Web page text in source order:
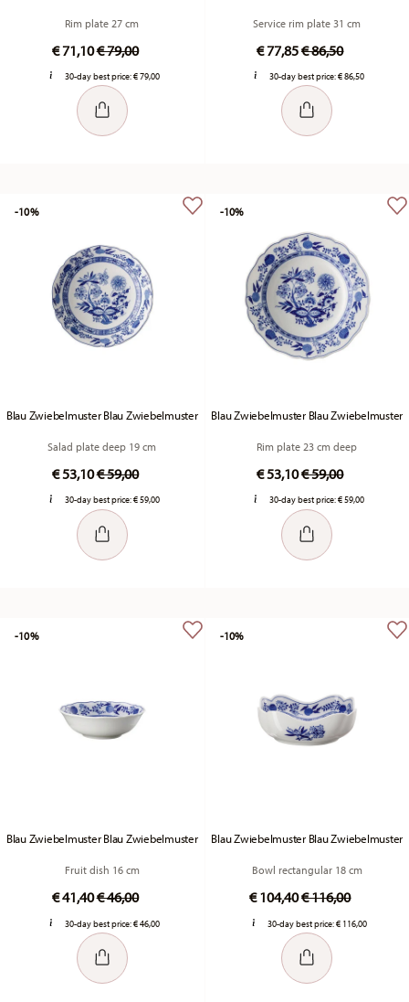
Rim plate 27 cm
€ 71,10Price reduced from
€ 79,00to
30-day best price:€ 79,00
Service rim plate 31 cm
€ 77,85Price reduced
€ 86,50to
30-day best price:€ 86,50
Blau Zwiebelmuster Blau Zwiebelmuster
Salad plate deep 19 cm
€ 53,10Price reduced from
€ 59,00to
30-day best price:€ 59,00
-10%
Blau Zwiebelmuster Blau Zwiebelmuster
Rim plate 23 cm deep
€ 53,10Price reduced
€ 59,00to
30-day best price:€ 59,00
-10%
Blau Zwiebelmuster Blau Zwiebelmuster
Fruit dish 16 cm
€ 41,40Price reduced from
€ 46,00to
30-day best price:€ 46,00
-10%
Blau Zwiebelmuster Blau Zwiebelmuster
Bowl rectangular 18 cm
€ 104,40Price reduced
€ 116,00to
30-day best price:€ 116,00
-10%